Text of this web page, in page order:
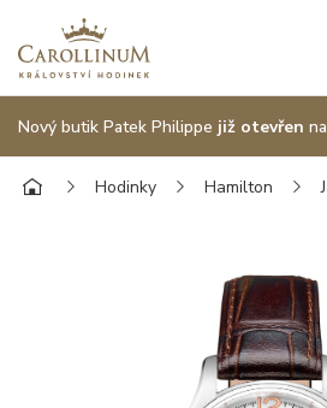
Nový butik Patek Philippe již otevřen
Hodinky Hamilton